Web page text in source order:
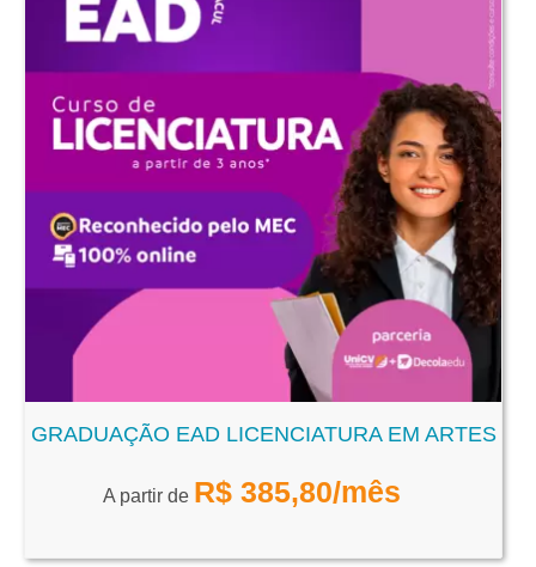
GRADUAÇÃO EAD LICENCIATURA EM ARTES
A partir de R$ 385,80/mês